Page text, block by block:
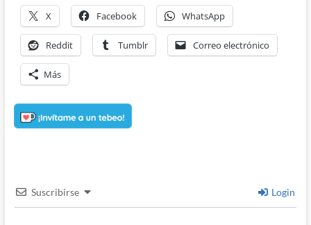
X Facebook WhatsApp
Reddit Tumblr Correo electrónico
Más
Suscribirse Login